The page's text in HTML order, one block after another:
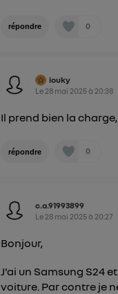
répondre 0
iouky
Le 28 mai 2025à 20:38
Il prend bien la
répondre 0
c.a.91993899
Le 28 mai 2025à 20:27
Bonjour,
J'ai un Samsung S24
voiture. Par contre je